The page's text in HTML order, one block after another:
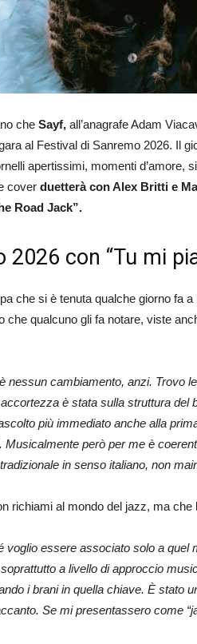
che Sayf, all’anagrafe Adam
al Festival di Sanremo 2026. Il
apertissimi, momenti d’amore,
cover duetterà con Alex Britti e
Road Jack”.
2026 con “Tu mi
che si è tenuta qualche giorno fa a
che qualcuno gli fa notare, viste
nessun cambiamento, anzi. Trovo
è stata sulla struttura del
più immediato anche alla
Musicalmente però per me è
in senso italiano, non
richiami al mondo del jazz, ma
voglio essere associato solo a quel
a livello di approccio
i brani in quella chiave. È stato
Se mi presentassero come